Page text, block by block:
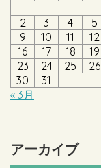
2
3 4 5
9
10 11 12
16
17 18 19
23
24 25 26
30
31
« 3月
アーカイブ